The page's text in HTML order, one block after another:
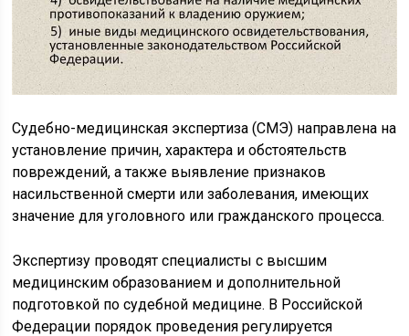
Судебно-медицинская экспертиза (СМЭ) направлена на
установление причин, характера и обстоятельств
повреждений, а также выявление признаков
насильственной смерти или заболевания, имеющих
значение для уголовного или гражданского процесса.
Экспертизу проводят специалисты с высшим
медицинским образованием и дополнительной
подготовкой по судебной медицине. В Российской
Федерации порядок проведения регулируется